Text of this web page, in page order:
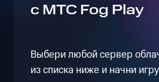
с МТС Fog Play
Выбери любой сервер
из списка ниже и начни игру